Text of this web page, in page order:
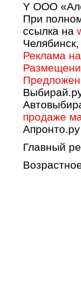
Y OOO
При
ссылка на
Реклама
продаже
Главный